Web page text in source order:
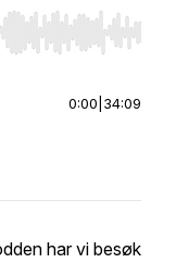
End to jump to
0:00 34:09
har vi besøk